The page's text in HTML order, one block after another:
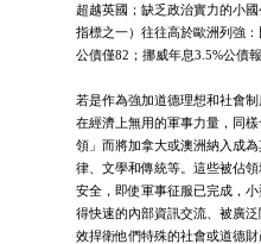
超越英國；缺乏政治實力的小
指標之一）往往高於歐洲列強
公債僅82；挪威年息3.5%公債
若是作為強加道德理想和社會
在經濟上無用的軍事力量，同
領」而將加拿大或澳洲納入成
律、文學和傳統等。這些被佔
安全，即使軍事征服已完成，
得快速的內部資訊交流、被廣
效捍衛他們特殊的社會或道德